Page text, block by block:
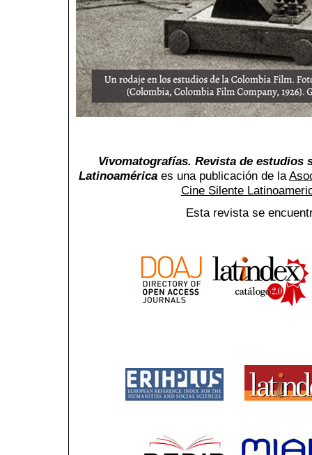
Vivomatografías. Revista de estudios
Latinoaméricaes una publicación de la
Cine Silente
Esta revista se